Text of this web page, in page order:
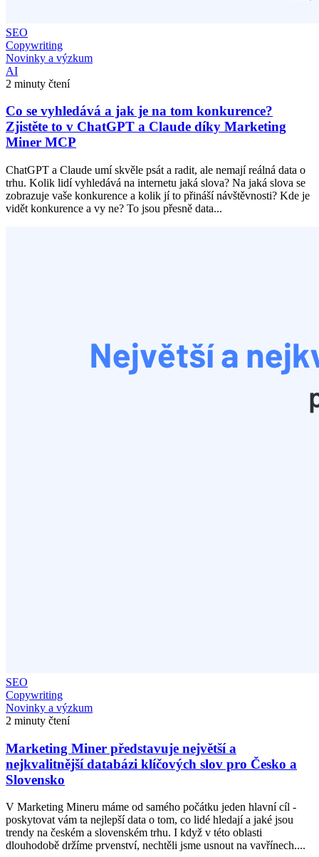
SEO
Copywriting
Novinky a výzkum
AI
2 minuty čtení
Co se vyhledává a jak je na tom konkurence?
Zjistěte to v ChatGPT a Claude díky Marketing
Miner MCP
ChatGPT a Claude umí skvěle psát a radit, ale nemají reálná data o
trhu. Kolik lidí vyhledává na internetu jaká slova? Na jaká slova se
zobrazuje vaše konkurence a kolik jí to přináší návštěvnosti? Kde je
vidět konkurence a vy ne? To jsou přesně data...
SEO
Copywriting
Novinky a výzkum
2 minuty čtení
Marketing Miner představuje největší a
nejkvalitnější databázi klíčových slov pro Česko a
Slovensko
V Marketing Mineru máme od samého počátku jeden hlavní cíl -
poskytovat vám ta nejlepší data o tom, co lidé hledají a jaké jsou
trendy na českém a slovenském trhu. I když v této oblasti
dlouhodobě držíme prvenství, nechtěli jsme usnout na vavřínech....